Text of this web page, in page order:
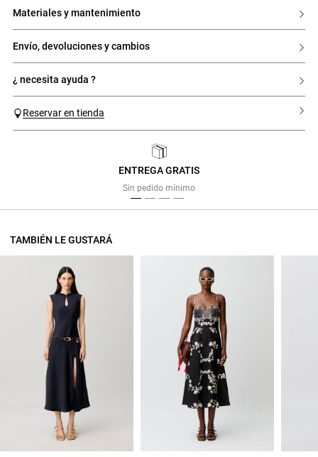
materiales y mantenimiento
envío, devoluciones y cambios
¿ necesita ayuda ?
Reservar en tienda
ENTREGA GRATIS
Sin pedido mínimo
TAMBIÉN LE GUSTARÁ